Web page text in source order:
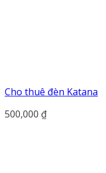
Cho thuê đèn Katana
500,000 ₫